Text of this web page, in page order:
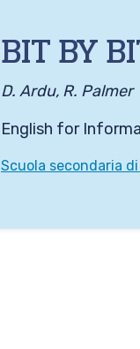
BIT BY
D. Ardu, R. Palmer
English for
Scuola secondaria